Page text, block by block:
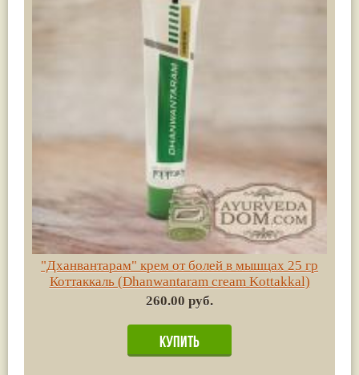
"Дханвантарам" крем от болей в мышцах 25 гр
Коттаккаль (Dhanwantaram cream Kottakkal)
260.00 руб.